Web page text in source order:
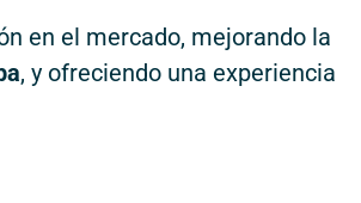
en el mercado, mejorando la
, y ofreciendo una experiencia